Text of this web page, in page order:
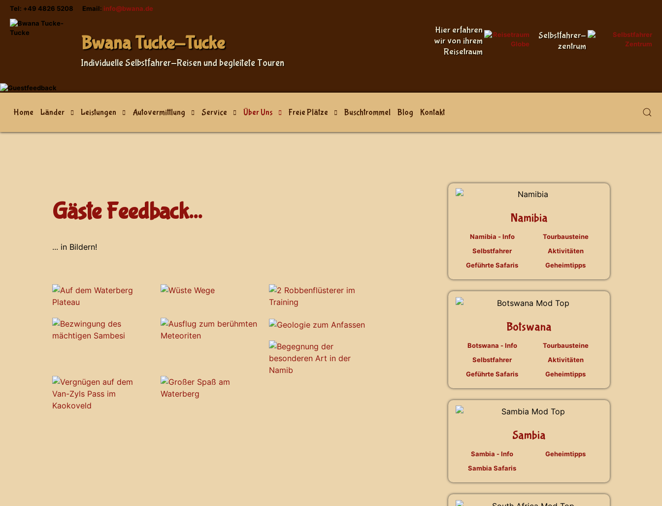
Tel: +49 4826 5208 Email: info@bwana.de
Bwana Tucke-Tucke
Individuelle Selbstfahrer-Reisen und begleitete Touren
Hier erfahren
wir von ihrem
Reisetraum
Selbstfahrer-
zentrum
Home Länder Leistungen Autovermittlung Service Über Uns Freie Plätze Buschtrommel Blog Kontakt
Gäste Feedback...
... in Bildern!
Namibia
Namibia - Info
Selbstfahrer
Geführte Safaris
Tourbausteine
Aktivitäten
Geheimtipps
Botswana
Botswana - Info
Selbstfahrer
Geführte Safaris
Tourbausteine
Aktivitäten
Geheimtipps
Sambia
Sambia - Info
Sambia Safaris
Geheimtipps